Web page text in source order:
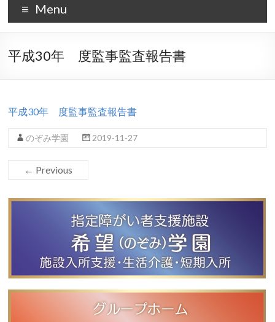
Menu
平成30年 度監事監査報告書
平成30年 度監事監査報告書
のぞみ学園 2019-11-27
← Previous